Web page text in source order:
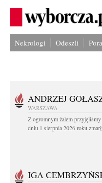
Nekrologi Odeszli
ANDRZEJ
WARSZAWA
Z ogromnym żalem
dniu 1 sierpnia 2026 roku
IGA